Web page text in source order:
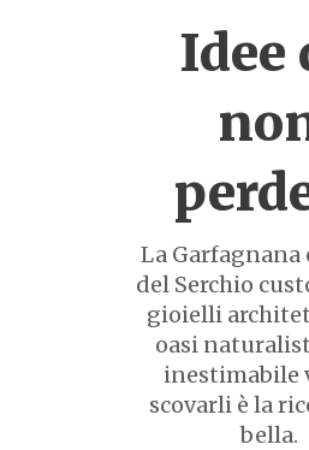
Idee
La Garfagnana
del Serchio
gioielli
oasi
inestimabile
scovarli è la
bella.